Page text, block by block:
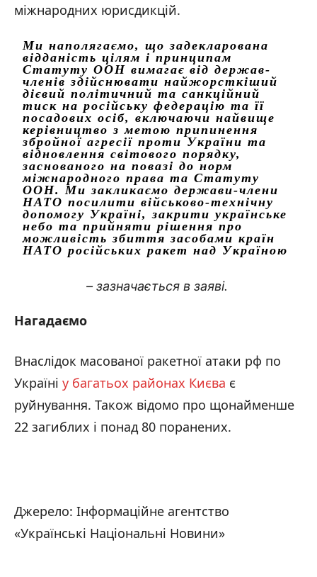
міжнародних юрисдикцій.
Ми наполягаємо, що задекларована
відданість цілям і принципам
Статуту ООН вимагає від держав-
членів здійснювати найжорсткіший
дієвий політичний та санкційний
тиск на російську федерацію та її
посадових осіб, включаючи найвище
керівництво з метою припинення
збройної агресії проти України та
відновлення світового порядку,
заснованого на повазі до норм
міжнародного права та Статуту
ООН. Ми закликаємо держави-члени
НАТО посилити військово-технічну
допомогу Україні, закрити українське
небо та прийняти рішення про
можливість збиття засобами країн
НАТО російських ракет над Україною
– зазначається в заяві.
Нагадаємо
Внаслідок масованої ракетної атаки рф по
Україні у багатьох районах Києва є
руйнування. Також відомо про щонайменше
22 загиблих і понад 80 поранених.
Джерело: Інформаційне агентство
«Українські Національні Новини»